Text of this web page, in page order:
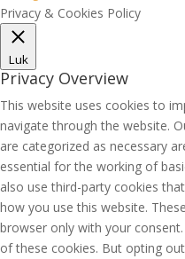
Privacy & Cookies Policy
Luk
Privacy Overview
This website uses cookies to
navigate through the website.
are categorized as necessary
essential for the working of
also use third-party cookies
how you use this website.
browser only with your
of these cookies. But opting